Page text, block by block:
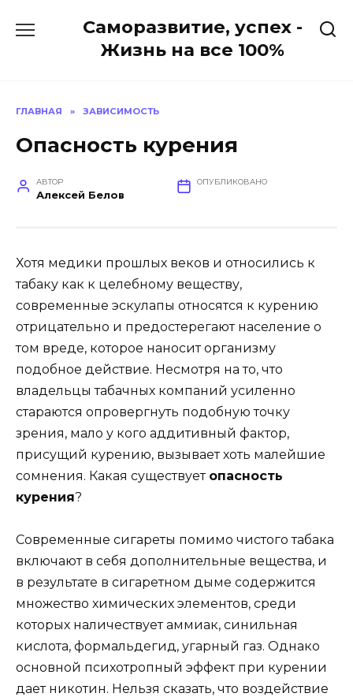
Саморазвитие, успех -
Жизнь на все 100%
ГЛАВНАЯ » ЗАВИСИМОСТЬ
Опасность курения
АВТОР
Алексей Белов
ОПУБЛИКОВАНО
Хотя медики прошлых веков и относились к
табаку как к целебному веществу,
современные эскулапы относятся к курению
отрицательно и предостерегают население о
том вреде, которое наносит организму
подобное действие. Несмотря на то, что
владельцы табачных компаний усиленно
стараются опровергнуть подобную точку
зрения, мало у кого аддитивный фактор,
присущий курению, вызывает хоть малейшие
сомнения. Какая существует опасность
курения?
Современные сигареты помимо чистого табака
включают в себя дополнительные вещества, и
в результате в сигаретном дыме содержится
множество химических элементов, среди
которых наличествует аммиак, синильная
кислота, формальдегид, угарный газ. Однако
основной психотропный эффект при курении
дает никотин. Нельзя сказать, что воздействие